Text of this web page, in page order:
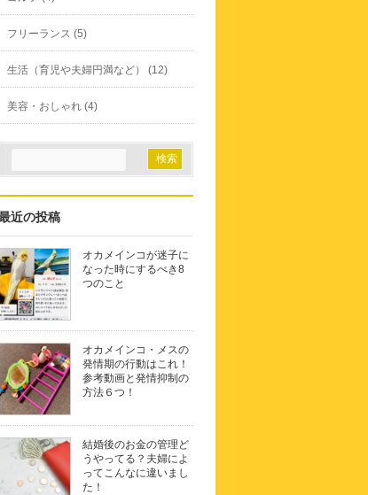
フリーランス (5)
生活（育児や夫婦円満など） (12)
美容・おしゃれ (4)
近の投稿
オカメインコが迷子に
なった時にするべき8
つのこと
オカメインコ・メスの
発情期の行動はこれ！
参考動画と発情抑制の
方法６つ！
結婚後のお金の管理ど
うやってる？夫婦によ
ってこんなに違いまし
た！